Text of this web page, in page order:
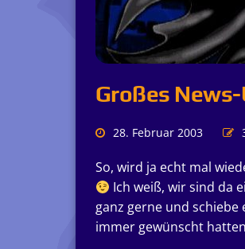
Großes
28. Februar 2003
So, wird ja echt mal
Ich weiß, wir sind da
ganz gerne und
immer gewünscht